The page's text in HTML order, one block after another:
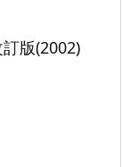
版(2002)